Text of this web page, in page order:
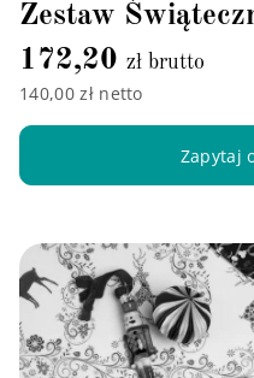
Zestaw
172,20 zł brutto
140,00 zł netto
Zapytaj